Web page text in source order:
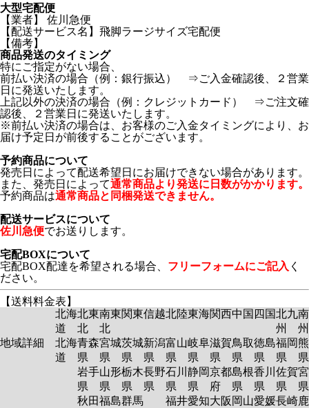
大型宅配便
【業者】 佐川急便
【配送サービス名】飛脚ラージサイズ宅配便
【備考】
商品発送のタイミング
特にご指定がない場合、
前払い決済の場合（例：銀行振込） ⇒ご入金確認後、２営業
日に発送いたします。
上記以外の決済の場合（例：クレジットカード） ⇒ご注文確
認後、２営業日に発送いたします。
※前払い決済の場合は、お客様のご入金タイミングにより、お
届け予定日が前後することがございます。
予約商品について
発売日によって配送希望日にお届けできない場合があります。
また、発売日によって通常商品より発送に日数がかかります。
予約商品は通常商品と同梱発送できません。
配送サービスについて
佐川急便でお送りします。
宅配BOXについて
宅配BOX配達を希望される場合、 フリーフォームにご記入 く
ださい。
【送料料金表】
北海
道
北東
北
南東
北
関東信越北陸東海関西中国 四国北九
州
州
地域詳細
北海
道
青森
県
岩手
県
秋田
宮城
県
山形
県
福島
茨城
県
栃木
県
群馬
新潟
県
長野
県
富山
県
石川
県
福井
岐阜
県
静岡
県
愛知
滋賀
県
京都
府
大阪
鳥取
県
島根
県
岡山
徳島
県
香川
県
愛媛
福岡
県
佐賀
県
長崎